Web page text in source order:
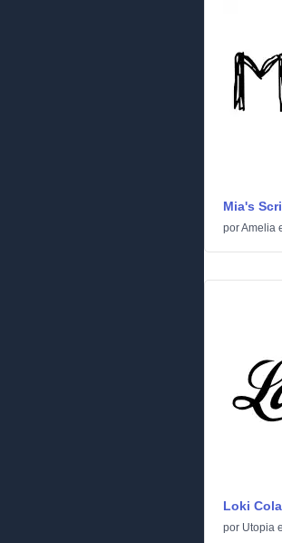
Mia's
porAmelia
Loki Cola
por Utopia